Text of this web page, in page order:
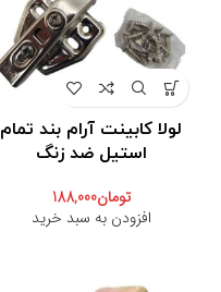
لولا کابینت آرام بند تمام
استیل ضد زنگ
تومان188,000
افزودن به سبد خرید